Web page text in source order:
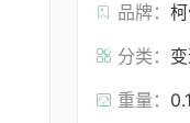
品牌：
分类：
重量：